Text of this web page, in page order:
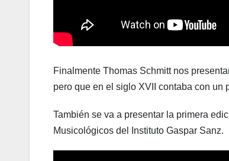
Finalmente Thomas Schmitt nos
pero que en el siglo XVII contaba con un
También se va a presentar la primera
Musicológicos del Instituto Gaspar Sanz.